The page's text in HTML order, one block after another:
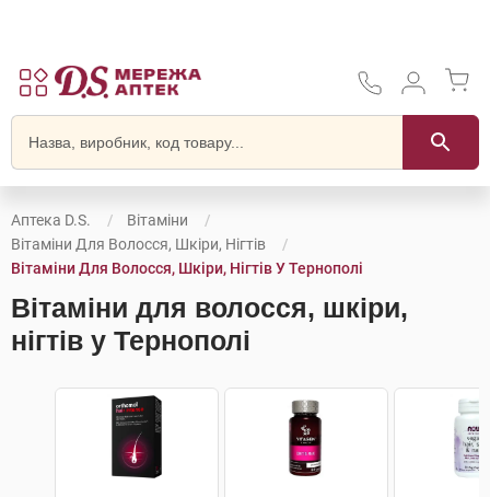
Аптека D.S.
Вітаміни
Вітаміни Для Волосся, Шкіри, Нігтів
Вітаміни Для Волосся, Шкіри, Нігтів У Тернополі
Вітаміни для волосся, шкіри,
нігтів у Тернополі